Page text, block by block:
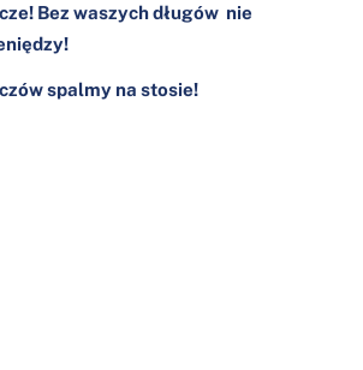
Bez waszych długów nie
spalmy na stosie!